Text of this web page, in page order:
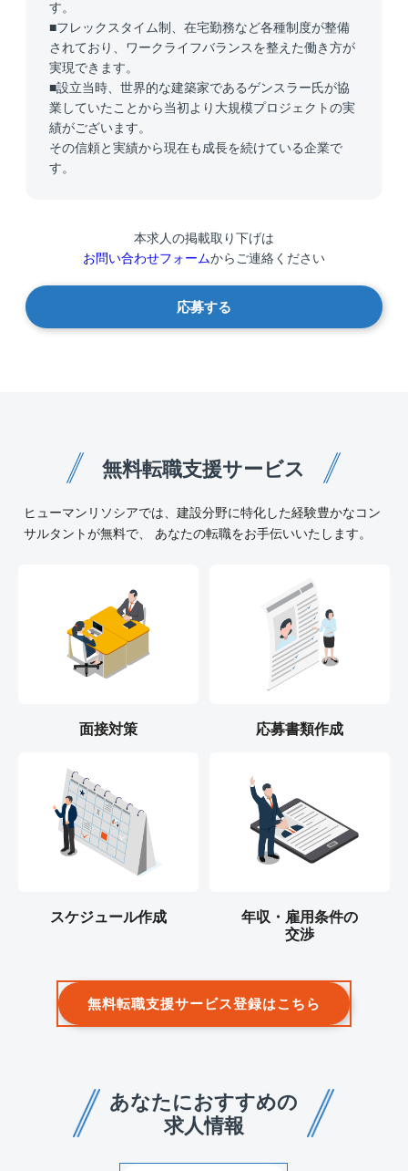
す。
■フレックスタイム制、在宅勤務など各種制度が整備
されており、ワークライフバランスを整えた働き方が
実現できます。
■設立当時、世界的な建築家であるゲンスラー氏が協
業していたことから当初より大規模プロジェクトの実
績がございます。
その信頼と実績から現在も成長を続けている企業で
す。
本求人の掲載取り下げは
お問い合わせフォームからご連絡ください
応募する
無料転職支援サービス
ヒューマンリソシアでは、建設分野に特化した経験豊かなコン
サルタントが無料で、 あなたの転職をお手伝いいたします。
面接対策 応募書類作成
スケジュール作成
年収・雇用条件の
交渉
無料転職支援サービス登録はこちら
あなたにおすすめの
求人情報